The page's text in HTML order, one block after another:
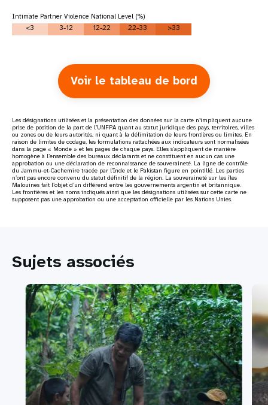
Intimate Partner Violence National Level (%)
<3 3-12 12-22 22-33 >33
Voir le tableau de bord
Les désignations utilisées et la présentation des données sur la carte n’impliquent aucune
prise de position de la part de l’UNFPA quant au statut juridique des pays, territoires, villes
ou zones ou de leurs autorités, ni quant à la délimitation de leurs frontières ou limites. En
raison de limites de codage, les formulations rattachées aux indicateurs sont normalisées
dans la page « Monde » et les pages de chaque pays. Elles s’appliquent de manière
homogène à l’ensemble des bureaux déclarants et ne constituent en aucun cas une
approbation ou une déclaration de reconnaissance de souveraineté. La ligne de contrôle
du Jammu-et-Cachemire tracée par l’Inde et le Pakistan figure en pointillé. Les parties
n’ont pas encore convenu du statut définitif de la région. La souveraineté sur les îles
Malouines fait l’objet d’un différend entre les gouvernements argentin et britannique.
Les frontières et les noms indiqués ainsi que les désignations utilisées sur cette carte ne
supposent pas une approbation ou une acceptation officielle par les Nations Unies.
Sujets associés